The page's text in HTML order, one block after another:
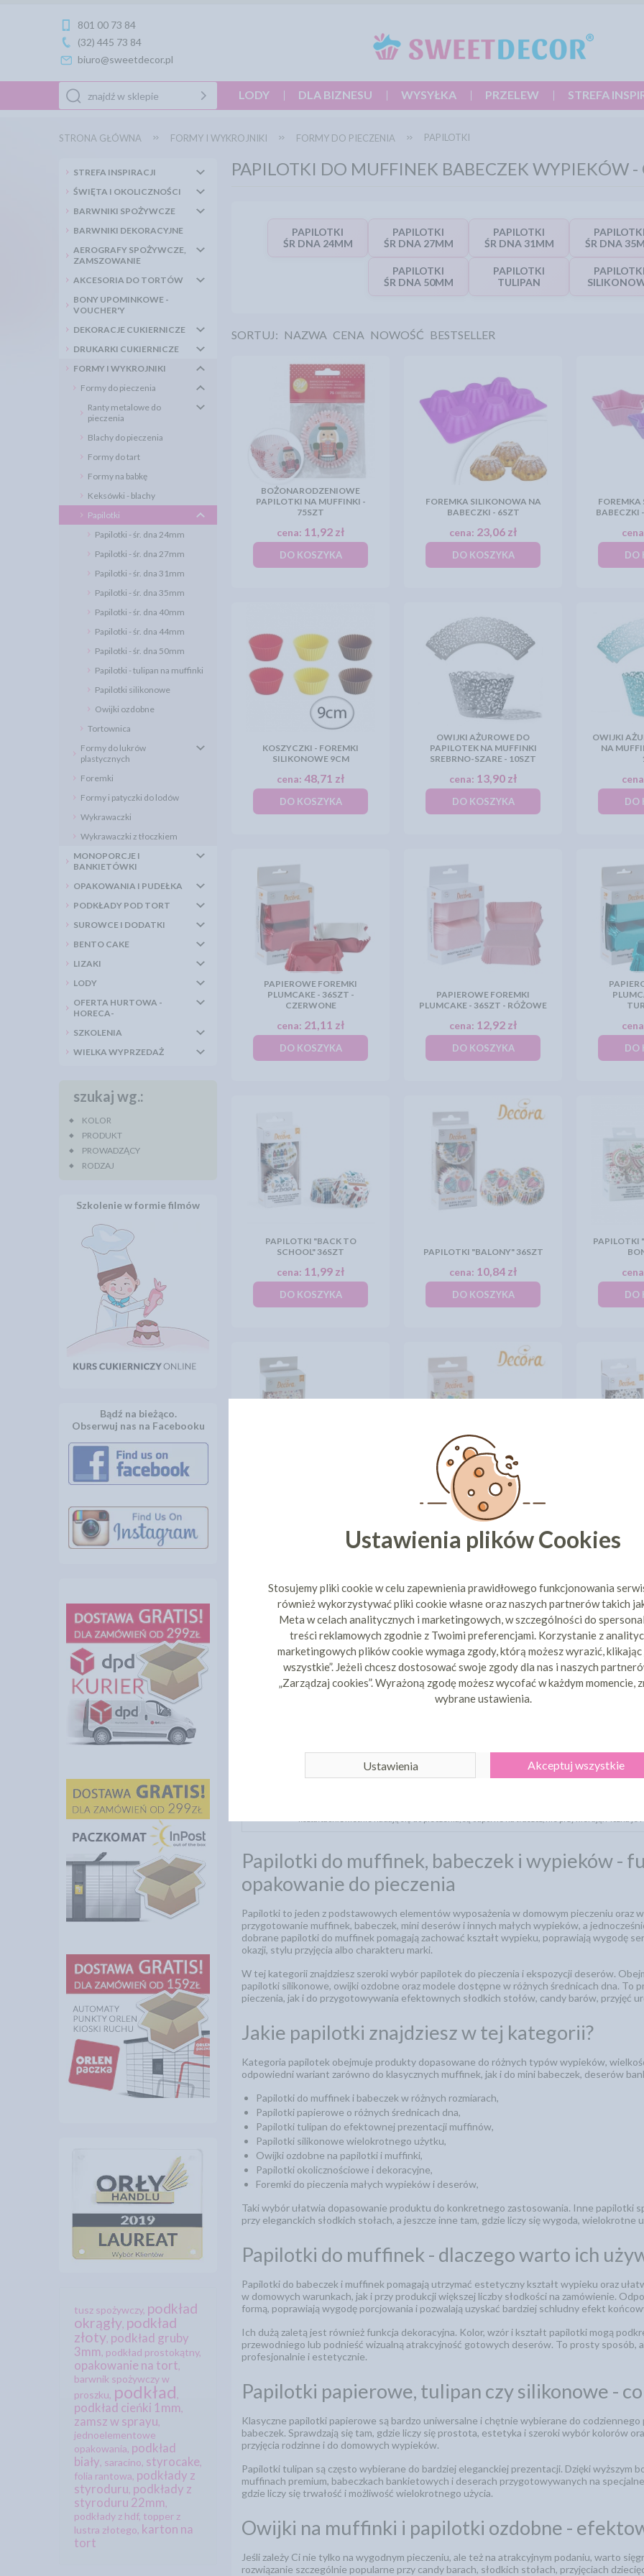
801 00 73 84
(32) 445 73 84
biuro@sweetdecor.pl
LODY DLA BIZNESU WYSYŁKA PRZELEW STREFA
STRONA GŁÓWNA FORMY I WYKROJNIKI FORMY DO PIECZENIA PAPILOTKI
STREFA INSPIRACJI
ŚWIĘTA I OKOLICZNOŚCI
BARWNIKI SPOŻYWCZE
BARWNIKI DEKORACYJNE
AEROGRAFY SPOŻYWCZE,
ZAMSZOWANIE
AKCESORIA DO TORTÓW
BONY UPOMINKOWE -
VOUCHER'Y
DEKORACJE CUKIERNICZE
DRUKARKI CUKIERNICZE
FORMY I WYKROJNIKI
Formy do pieczenia
Ranty metalowe do
pieczenia
Blachy do pieczenia
Formy do tart
Formy na babkę
Keksówki - blachy
Papilotki
Papilotki - śr. dna 24mm
Papilotki - śr. dna 27mm
Papilotki - śr. dna 31mm
Papilotki - śr. dna 35mm
Papilotki - śr. dna 40mm
Papilotki - śr. dna 44mm
Papilotki - śr. dna 50mm
Papilotki - tulipan na muffinki
Papilotki silikonowe
Owijki ozdobne
Tortownica
Formy do lukrów
plastycznych
Foremki
Formy i patyczki do lodów
Wykrawaczki
Wykrawaczki z tłoczkiem
MONOPORCJE I
BANKIETÓWKI
OPAKOWANIA I PUDEŁKA
PODKŁADY POD TORT
SUROWCE I DODATKI
BENTO CAKE
LIZAKI
LODY
OFERTA HURTOWA -
HORECA-
SZKOLENIA
WIELKA WYPRZEDAŻ
szukaj wg.:
KOLOR
PRODUKT
PROWADZĄCY
RODZAJ
Szkolenie w formie filmów
Bądź na bieżąco.
Obserwuj nas na Facebooku
tusz spożywczy, podkład
okrągły, podkład
złoty, podkład gruby
3mm, podkład prostokątny,
opakowanie na tort,
barwnik spożywczy w
proszku, podkład,
podkład cieńki 1mm,
zamsz w sprayu,
jednoelementowe
opakowania, podkład
biały, saracino, styrocake,
folia rantowa, podkłady z
styroduru, podkłady z
styroduru 22mm,
podkłady z hdf, topper z
lustra złotego, karton na
tort
PAPILOTKI DO MUFFINEK BABECZEK WYPIEKÓW
PAPILOTKI
ŚR DNA 24MM
PAPILOTKI
ŚR DNA 27MM
PAPILOTKI
ŚR DNA 31MM
PAPILOTKI
ŚR DNA
PAPILOTKI
ŚR DNA 50MM
PAPILOTKI
TULIPAN
PAPILOTKI
SORTUJ: NAZWA CENA NOWOŚĆ BESTSELLER
BOŻONARODZENIOWE
PAPILOTKI NA MUFFINKI -
75SZT
cena: 11,92 zł
DO KOSZYKA
FOREMKA SILIKONOWA NA
BABECZKI - 6SZT
cena: 23,06 zł
DO KOSZYKA
FOREMKA
BABECZKI
DO
KOSZYCZKI - FOREMKI
SILIKONOWE 9CM
cena: 48,71 zł
DO KOSZYKA
OWIJKI AŻUROWE DO
PAPILOTEK NA MUFFINKI
SREBRNO-SZARE - 10SZT
cena: 13,90 zł
DO KOSZYKA
OWIJKI
NA
DO
PAPIEROWE FOREMKI
PLUMCAKE - 36SZT -
CZERWONE
cena: 21,11 zł
DO KOSZYKA
PAPIEROWE FOREMKI
PLUMCAKE - 36SZT - RÓŻOWE
cena: 12,92 zł
DO KOSZYKA DO
PAPILOTKI "BACK TO
SCHOOL" 36SZT
cena: 11,99 zł
DO KOSZYKA
PAPILOTKI "BALONY" 36SZT
cena: 10,84 zł
DO KOSZYKA
PAPILOTKI
DO
PAPILOTKI "GAMER" 36SZT
cena:10,84 zł
DO KOSZYKA
1 2 3 4 5 6 11
POKAŻ WSZYSTKIE PRODUKTY
Oferujemy Państwu najwyższej jakości papilotki do muffin, babeczek, ciastek oraz innych
asortymencie dostępne są papilotki w różnych kolorach i kształtach, które pozwolą
papilotki są wykonane z wytrzymałych materiałów - m.in. papilotki z papieru odpornego
Papilotki Sweet DecorOcena:5
Bardzo szeroki wybór zarówno prostych jak i ozdobnych papilotek z różnymi dekoracyjnymi
kształtach. Świetnie nadają się do pieczenia, są odporne na tłuszcz, nie przywierają. Można
Papilotki do muffinek, babeczek i wypieków -
opakowanie do pieczenia
Papilotki to jeden z podstawowych elementów wyposażenia w domowym pieczeniu oraz
przygotowanie muffinek, babeczek, mini deserów i innych małych wypieków, a
dobrane papilotki do muffinek pomagają zachować kształt wypieku, poprawiają wygodę
okazji, stylu przyjęcia albo charakteru marki.
W tej kategorii znajdziesz szeroki wybór papilotek do pieczenia i ekspozycji deserów.
papilotki silikonowe, owijki ozdobne oraz modele dostępne w różnych średnicach dna. To
pieczenia, jak i do przygotowywania efektownych słodkich stołów, candy barów, przyjęć
Jakie papilotki znajdziesz w tej kategorii?
Kategoria papilotek obejmuje produkty dopasowane do różnych typów wypieków,
odpowiedni wariant zarówno do klasycznych muffinek, jak i do mini babeczek, deserów
Papilotki do muffinek i babeczek w różnych rozmiarach,
Papilotki papierowe o różnych średnicach dna,
Papilotki tulipan do efektownej prezentacji muffinów,
Papilotki silikonowe wielokrotnego użytku,
Owijki ozdobne na papilotki i muffinki,
Papilotki okolicznościowe i dekoracyjne,
Foremki do pieczenia małych wypieków i deserów,
Taki wybór ułatwia dopasowanie produktu do konkretnego zastosowania. Inne papilotki
przy eleganckich słodkich stołach, a jeszcze inne tam, gdzie liczy się wygoda,
Papilotki do muffinek - dlaczego warto ich
Papilotki do babeczek i muffinek pomagają utrzymać estetyczny kształt wypieku oraz
w domowych warunkach, jak i przy produkcji większej liczby słodkości na zamówienie.
formą, poprawiają wygodę porcjowania i pozwalają uzyskać bardziej schludny efekt
Ich dużą zaletą jest również funkcja dekoracyjna. Kolor, wzór i kształt papilotki mogą
przewodniego lub podnieść wizualną atrakcyjność gotowych deserów. To prosty sposób,
profesjonalnie i estetycznie.
Papilotki papierowe, tulipan czy silikonowe -
Klasyczne papilotki papierowe są bardzo uniwersalne i chętnie wybierane do
babeczek. Sprawdzają się tam, gdzie liczy się prostota, estetyka i szeroki wybór kolorów
przyjęcia rodzinne i do domowych wypieków.
Papilotki tulipan są często wybierane do bardziej eleganckiej prezentacji. Dzięki wyższym
muffinach premium, babeczkach bankietowych i deserach przygotowywanych na
gdzie liczy się trwałość i możliwość wielokrotnego użycia.
Owijki na muffinki i papilotki ozdobne -
Jeśli zależy Ci nie tylko na wygodnym pieczeniu, ale też na atrakcyjnym podaniu, warto
rozwiązanie szczególnie popularne przy candy barach, słodkich stołach, przyjęciach
Ustawienia plików Cookies
Stosujemy pliki cookie w celu zapewnienia prawidłowego funkcjonowania
również wykorzystywać pliki cookie własne oraz naszych partnerów takich
Meta w celach analitycznych i marketingowych, w szczególności do
treści reklamowych zgodnie z Twoimi preferencjami. Korzystanie z
marketingowych plików cookie wymaga zgody, którą możesz wyrazić, klikając
wszystkie”. Jeżeli chcesz dostosować swoje zgody dla nas i naszych
„Zarządzaj cookies”. Wyrażoną zgodę możesz wycofać w każdym momencie,
wybrane ustawienia.
Ustawienia Akceptuj wszystkie